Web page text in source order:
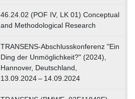
46.24.02 (POF IV, LK 01) Conceptual
and Methodological Research
TRANSENS-Abschlusskonferenz "Ein
Ding der Unmöglichkeit?" (2024),
Hannover, Deutschland,
13.09.2024 – 14.09.2024